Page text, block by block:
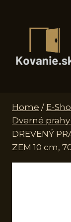
Home / E-
Dverné
DREVENÝ
ZEM 10 cm,